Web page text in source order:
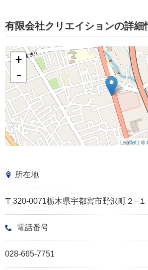
有限会社クリエイションの詳細
+
-
Leaflet | ©
所在地
〒320-0071栃木県宇都宮市野沢町２−１
電話番号
028-665-7751